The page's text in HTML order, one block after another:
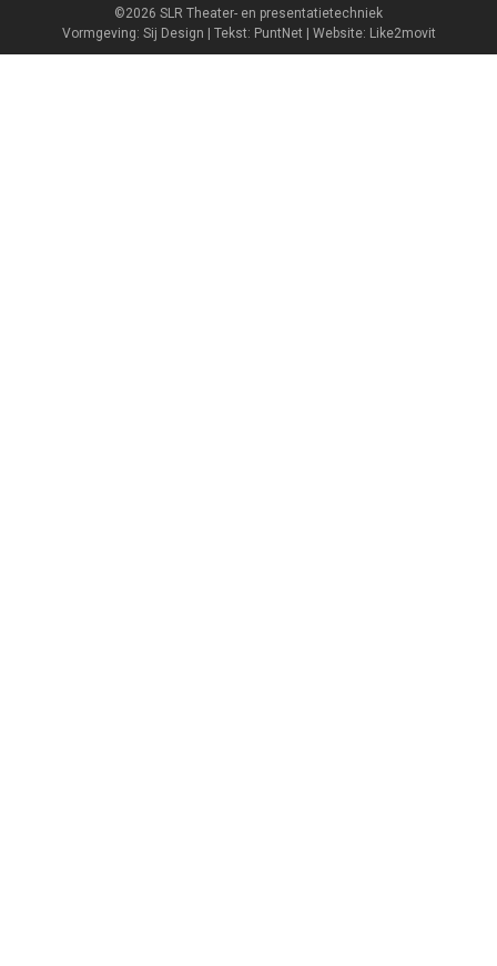
©2026 SLR Theater- en presentatietechniek
Vormgeving: Sij Design | Tekst: PuntNet | Website: Like2movit